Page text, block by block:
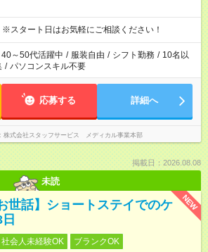
タート日はお気軽にご相談ください！
40～50代活躍中 / 服装自由 / シフト勤務 / 10名以
/ パソコンスキル不要
応募する 詳細へ
株式会社スタッフサービス メディカル事業本部
掲載日：2026.08.08
未読
NEW
世話】ショートステイでのケ
社会人未経験OK
ブランクOK